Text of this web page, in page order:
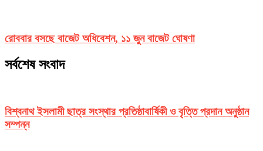
রোববার বসছে বাজেট অধিবেশন, ১১ জুন বাজেট ঘোষণা
সর্বশেষ সংবাদ
বিশ্বনাথ ইসলামী ছাত্র সংস্থার প্রতিষ্ঠাবার্ষিকী ও বৃত্তি প্রদান অনুষ্ঠান
সম্পন্ন